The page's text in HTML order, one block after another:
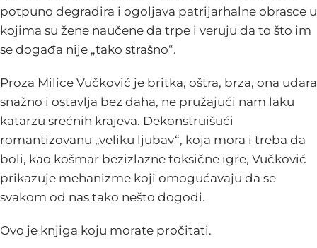
potpuno degradira i ogoljava patrijarhalne obrasce u
kojima su žene naučene da trpe i veruju da to što im
se događa nije „tako strašno“.
Proza Milice Vučković je britka, oštra, brza, ona udara
snažno i ostavlja bez daha, ne pružajući nam laku
katarzu srećnih krajeva. Dekonstruišući
romantizovanu „veliku ljubav“, koja mora i treba da
boli, kao košmar bezizlazne toksične igre, Vučković
prikazuje mehanizme koji omogućavaju da se
svakom od nas tako nešto dogodi.
Ovo je knjiga koju morate pročitati.